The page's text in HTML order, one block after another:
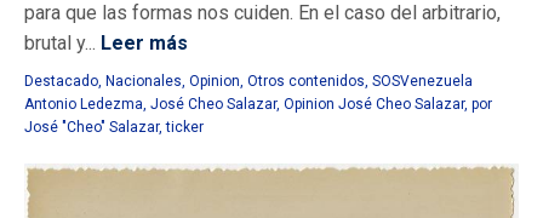
para que las formas nos cuiden. En el caso del arbitrario,
brutal y... Leer más
Destacado, Nacionales, Opinion, Otros contenidos, SOSVenezuela
Antonio Ledezma, José Cheo Salazar, Opinion José Cheo Salazar, por
José "Cheo" Salazar,ticker